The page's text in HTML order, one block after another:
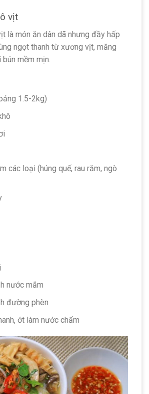
vịt
là món ăn dân dã nhưng đầy hấp
ngọt thanh từ xương vịt, măng
mềm mịn.
1.5-2kg)
các loại (húng quế, rau răm, ngò
nước mắm
đường phèn
ớt làm nước chấm